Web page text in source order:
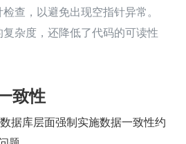
查，以避免出现空指针异常。
杂度，还降低了代码的可读性
致性
据库层面强制实施数据一致性约